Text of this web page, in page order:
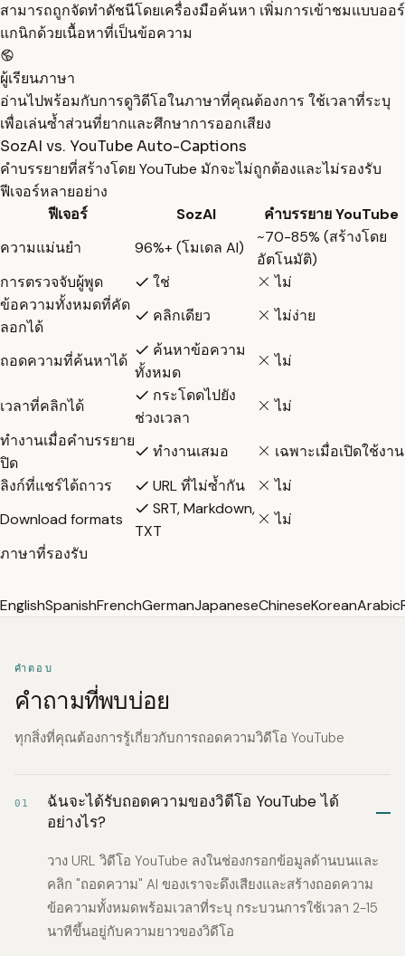
สามารถถูกจัดทำดัชนีโดยเครื่องมือค้นหา เพิ่มการเข้าชมแบบออร์
แกนิกด้วยเนื้อหาที่เป็นข้อความ
ผู้เรียนภาษา
อ่านไปพร้อมกับการดูวิดีโอในภาษาที่คุณต้องการ ใช้เวลาที่ระบุ
เพื่อเล่นซ้ำส่วนที่ยากและศึกษาการออกเสียง
SozAI vs. YouTube Auto-Captions
คำบรรยายที่สร้างโดย YouTube มักจะไม่ถูกต้องและไม่รองรับ
ฟีเจอร์หลายอย่าง
ฟีเจอร์
SozAI
คำบรรยาย YouTube
ความแม่นยำ
96%+ (โมเดล AI)
~70-85% (สร้างโดย
อัตโนมัติ)
การตรวจจับผู้พูด
ใช่
ไม่
ข้อความทั้งหมดที่คัด
ลอกได้
คลิกเดียว ไม่ง่าย
ถอดความที่ค้นหาได้
ค้นหาข้อความ
ทั้งหมด
ไม่
เวลาที่คลิกได้
กระโดดไปยัง
ช่วงเวลา
ไม่
ทำงานเมื่อคำบรรยาย
ปิด
ทำงานเสมอ
เฉพาะเมื่อเปิดใช้งาน
ลิงก์ที่แชร์ได้ถาวร
URL ที่ไม่ซ้ำกัน
ไม่
Download formats
SRT, Markdown,
TXT
ไม่
ภาษาที่รองรับ
EnglishSpanishFrenchGermanJapaneseChineseKoreanArabic
คำตอบ
คำถามที่พบบ่อย
ทุกสิ่งที่คุณต้องการรู้เกี่ยวกับการถอดความวิดีโอ YouTube
01
ฉันจะได้รับถอดความของวิดีโอ YouTube ได้
อย่างไร?
วาง URL วิดีโอ YouTube ลงในช่องกรอกข้อมูลด้านบนและ
คลิก "ถอดความ" AI ของเราจะดึงเสียงและสร้างถอดความ
ข้อความทั้งหมดพร้อมเวลาที่ระบุ กระบวนการใช้เวลา 2-15
นาทีขึ้นอยู่กับความยาวของวิดีโอ